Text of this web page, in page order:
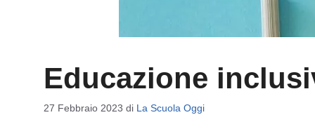
Educazione
27 Febbraio 2023 di La Scuola Oggi